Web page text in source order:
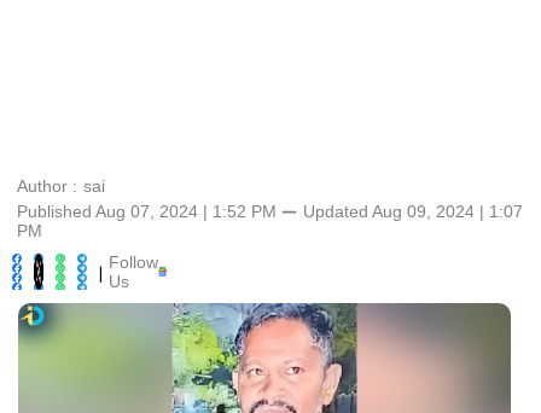
Author : sai
Published Aug 07, 2024 | 1:52 PM ⚊ Updated Aug 09, 2024 | 1:07
PM
| Follow
Us